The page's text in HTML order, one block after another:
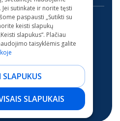
Mini paskola internetu
Greitas kreditas
studijoms
paskola
dantų gydymui
be banko
Finance, AB - 2026.
Jei sutinkate ir norite tęsti
paspausti „Sutikti su
keisti slapukų
slapukus“. Plačiau
taisyklėmis galite
SLAPUKUS
SLAPUKAIS